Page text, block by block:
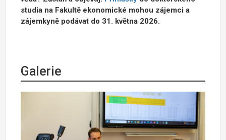
studia na Fakultě ekonomické mohou zájemci a
zájemkyně podávat do 31. května 2026.
Galerie